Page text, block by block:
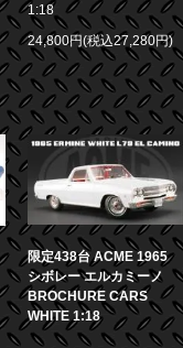
1:18
24,800円(税込27,280円)
限定438台 ACME 1965
シボレー エルカミーノ
BROCHURE CARS
WHITE 1:18